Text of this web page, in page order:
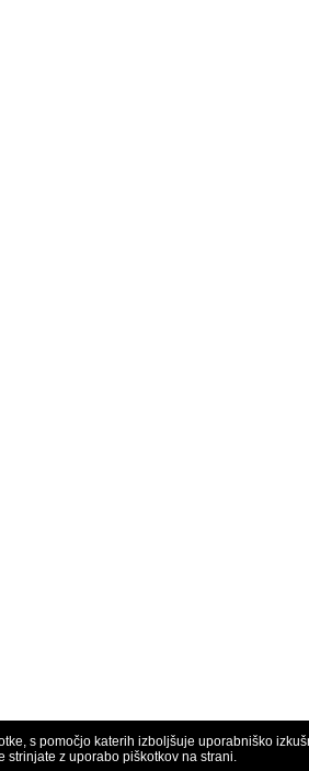
s pomočjo katerih izboljšuje uporabniško
strinjate z uporabo piškotkov na strani.